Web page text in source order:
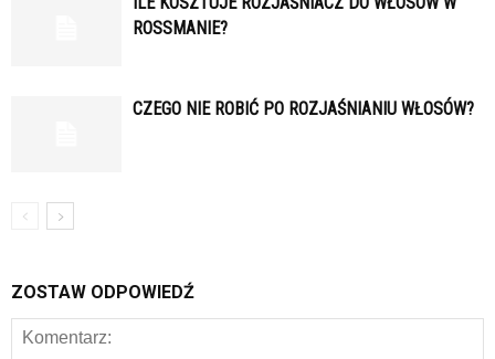
ROSSMANIE?
CZEGO NIE ROBIĆ PO ROZJAŚNIANIU WŁOSÓW?
ZOSTAW ODPOWIEDŹ